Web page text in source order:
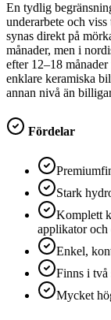
En tydlig
underarbete och
synas direkt på
månader, men i
efter 12–18
enklare keramiska
annan nivå än
Fördelar
Stark
Komplett
applikator och
Enkel,
Finns i två
Mycket